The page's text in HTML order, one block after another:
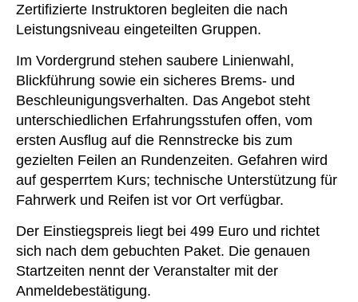
Zertifizierte Instruktoren begleiten die nach
Leistungsniveau eingeteilten Gruppen.
Im Vordergrund stehen saubere Linienwahl,
Blickführung sowie ein sicheres Brems- und
Beschleunigungsverhalten. Das Angebot steht
unterschiedlichen Erfahrungsstufen offen, vom
ersten Ausflug auf die Rennstrecke bis zum
gezielten Feilen an Rundenzeiten. Gefahren wird
auf gesperrtem Kurs; technische Unterstützung für
Fahrwerk und Reifen ist vor Ort verfügbar.
Der Einstiegspreis liegt bei 499 Euro und richtet
sich nach dem gebuchten Paket. Die genauen
Startzeiten nennt der Veranstalter mit der
Anmeldebestätigung.